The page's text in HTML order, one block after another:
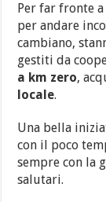
Per far fronte
per andare
cambiano,
gestiti da
a km zero,
locale.
Una bella
con il poco
sempre con la
salutari.